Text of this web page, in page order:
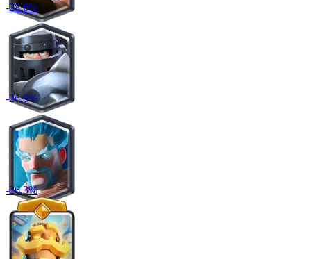
-28.6%
-26.8%
-26.3%